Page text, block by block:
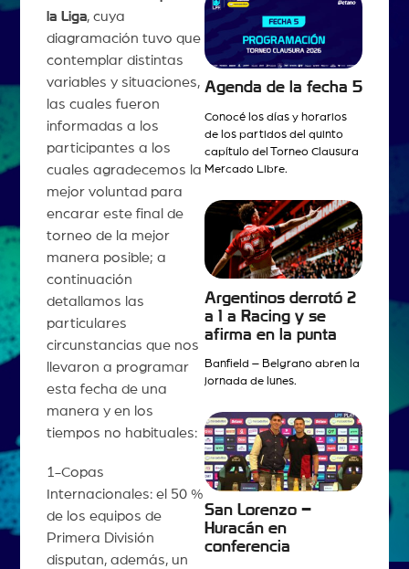
la Liga, cuya
diagramación tuvo que
contemplar distintas
variables y situaciones,
las cuales fueron
informadas a los
participantes a los
cuales agradecemos la
mejor voluntad para
encarar este final de
torneo de la mejor
manera posible; a
continuación
detallamos las
particulares
circunstancias que nos
llevaron a programar
esta fecha de una
manera y en los
tiempos no habituales:
1-Copas
Internacionales: el 50 %
de los equipos de
Primera División
disputan, además, un
Agenda de la fecha 5
Conocé los días y horarios
de los partidos del quinto
capítulo del Torneo Clausura
Mercado Libre.
Argentinos derrotó 2
a 1 a Racing y se
afirma en la punta
Banfield – Belgrano abren la
jornada de lunes.
San Lorenzo –
Huracán en
conferencia